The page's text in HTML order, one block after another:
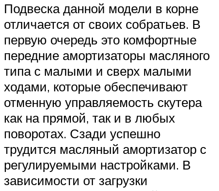
Подвеска данной модели в корне
отличается от своих собратьев. В
первую очередь это комфортные
передние амортизаторы масляного
типа с малыми и сверх малыми
ходами, которые обеспечивают
отменную управляемость скутера
как на прямой, так и в любых
поворотах. Сзади успешно
трудится масляный амортизатор с
регулируемыми настройками. В
зависимости от загрузки